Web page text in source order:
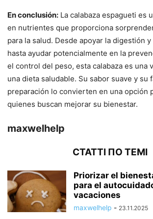
En conclusión: La calabaza espagueti es
en nutrientes que proporciona
para la salud. Desde apoyar la digestión
hasta ayudar potencialmente en la
el control del peso, esta calabaza es una
una dieta saludable. Su sabor suave y su
preparación lo convierten en una opción
quienes buscan mejorar su bienestar.
maxwelhelp
СТАТТІ ПО ТЕМІ
Priorizar el
para el
vacaciones
maxwelhelp - 23.11.2025